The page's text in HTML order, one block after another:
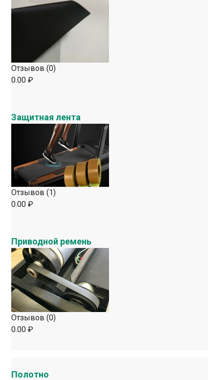
Отзывов (0)
0.00 ₽
Защитная лента
Отзывов (1)
0.00 ₽
Приводной ремень
Отзывов (0)
0.00 ₽
Полотно